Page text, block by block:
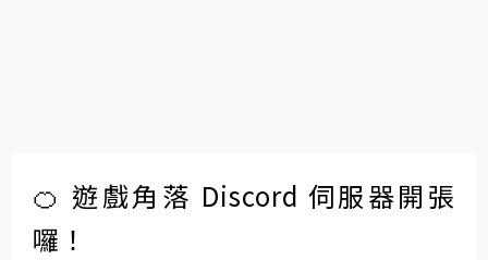
🍊 遊戲角落 Discord 伺服器開張
囉！